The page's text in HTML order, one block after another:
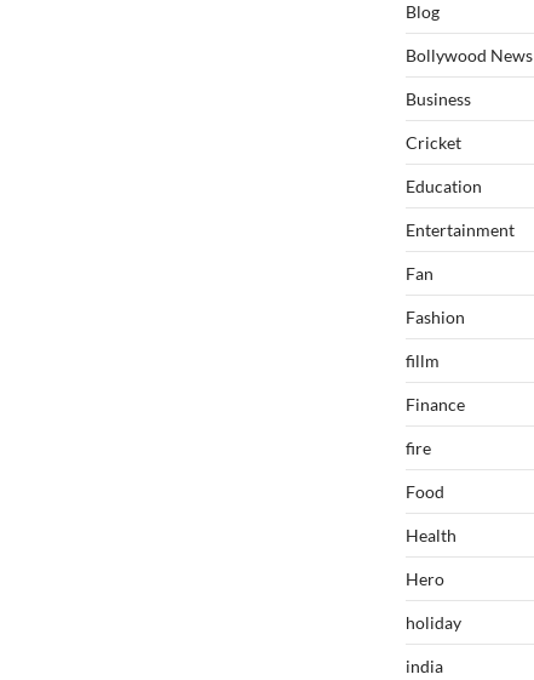
Blog
Bollywood News
Business
Cricket
Education
Entertainment
Fan
Fashion
fillm
Finance
fire
Food
Health
Hero
holiday
india